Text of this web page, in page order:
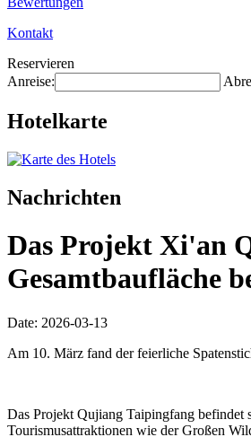
Kontakt
Reservieren
Anreise:
Hotelkarte
Nachrichten
Das Projekt Xi'an
Gesamtbaufläche
Date: 2026-03-13
Am 10. März fand der feierliche
Das Projekt Qujiang Taipingfang befindet
Tourismusattraktionen wie der Großen